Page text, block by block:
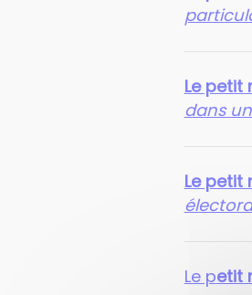
Le petit
dans
Le petit
Le petit